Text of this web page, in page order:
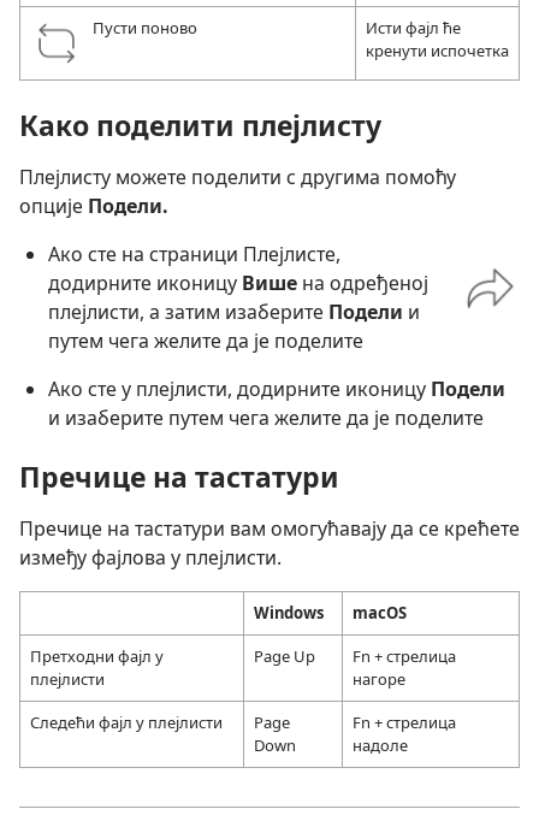
Пусти поново
Исти фајл ће
кренути испочетка
Како поделити плејлисту
Плејлисту можете поделити с другима помоћу
опције Подели.
Ако сте на страници Плејлисте,
додирните иконицу Више на одређеној
плејлисти, а затим изаберите Подели и
путем чега желите да је поделите
Ако сте у плејлисти, додирните иконицу Подели
и изаберите путем чега желите да је поделите
Пречице на тастатури
Пречице на тастатури вам омогућавају да се крећете
између фајлова у плејлисти.
Windows
macOS
Претходни фајл у
плејлисти
Page Up
Fn + стрелица
нагоре
Следећи фајл у плејлисти
Page
Down
Fn + стрелица
надоле